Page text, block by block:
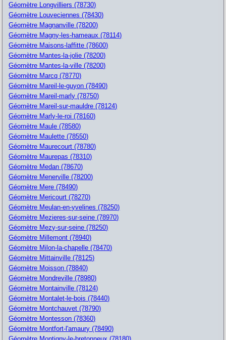
Géomètre Longvilliers (78730)
Géomètre Louveciennes (78430)
Géomètre Magnanville (78200)
Géomètre Magny-les-hameaux (78114)
Géomètre Maisons-laffitte (78600)
Géomètre Mantes-la-jolie (78200)
Géomètre Mantes-la-ville (78200)
Géomètre Marcq (78770)
Géomètre Mareil-le-guyon (78490)
Géomètre Mareil-marly (78750)
Géomètre Mareil-sur-mauldre (78124)
Géomètre Marly-le-roi (78160)
Géomètre Maule (78580)
Géomètre Maulette (78550)
Géomètre Maurecourt (78780)
Géomètre Maurepas (78310)
Géomètre Medan (78670)
Géomètre Menerville (78200)
Géomètre Mere (78490)
Géomètre Mericourt (78270)
Géomètre Meulan-en-yvelines (78250)
Géomètre Mezieres-sur-seine (78970)
Géomètre Mezy-sur-seine (78250)
Géomètre Millemont (78940)
Géomètre Milon-la-chapelle (78470)
Géomètre Mittainville (78125)
Géomètre Moisson (78840)
Géomètre Mondreville (78980)
Géomètre Montainville (78124)
Géomètre Montalet-le-bois (78440)
Géomètre Montchauvet (78790)
Géomètre Montesson (78360)
Géomètre Montfort-l'amaury (78490)